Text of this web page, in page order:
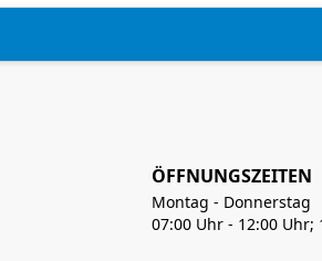
ÖFFNUNGSZEITEN
Montag - Donnerstag
07:00 Uhr - 12:00 Uhr;